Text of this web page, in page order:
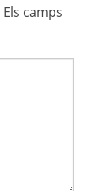
Els camps